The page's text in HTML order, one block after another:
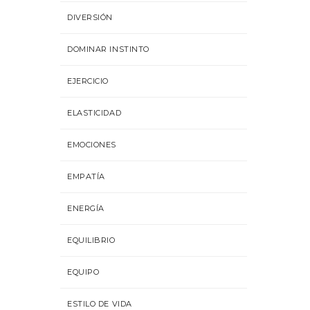
DIVERSIÓN
DOMINAR INSTINTO
EJERCICIO
ELASTICIDAD
EMOCIONES
EMPATÍA
ENERGÍA
EQUILIBRIO
EQUIPO
ESTILO DE VIDA